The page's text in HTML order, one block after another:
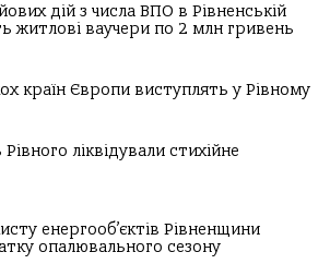
дій з числа ВПО в Рівненській
житлові ваучери по 2 млн гривень
країн Європи виступлять у Рівному
ліквідували стихійне
енергооб’єктів Рівненщини
опалювального сезону